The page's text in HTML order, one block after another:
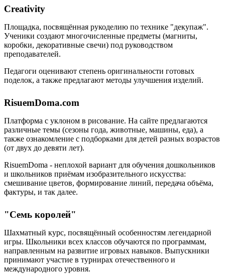
Creativity
Площадка, посвящённая рукоделию по технике "декупаж".
Ученики создают многочисленные предметы (магниты,
коробки, декоративные свечи) под руководством
преподавателей.
Педагоги оценивают степень оригинальности готовых
поделок, а также предлагают методы улучшения изделий.
RisuemDoma.com
Платформа с уклоном в рисование. На сайте предлагаются
различные темы (сезоны года, животные, машины, еда), а
также ознакомление с подборками для детей разных возрастов
(от двух до девяти лет).
RisuemDoma - неплохой вариант для обучения дошкольников
и школьников приёмам изобразительного искусства:
смешивание цветов, формирование линий, передача объёма,
фактуры, и так далее.
"Семь королей"
Шахматный курс, посвящённый особенностям легендарной
игры. Школьники всех классов обучаются по программам,
направленным на развитие игровых навыков. Выпускники
принимают участие в турнирах отечественного и
международного уровня.